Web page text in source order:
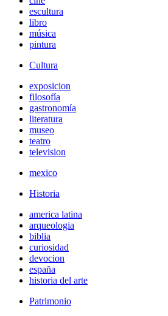
escultura
libro
música
pintura
Cultura
exposicion
filosofía
gastronomía
literatura
museo
teatro
television
mexico
Historia
america latina
arqueologia
biblia
curiosidad
devocion
españa
historia del arte
Patrimonio